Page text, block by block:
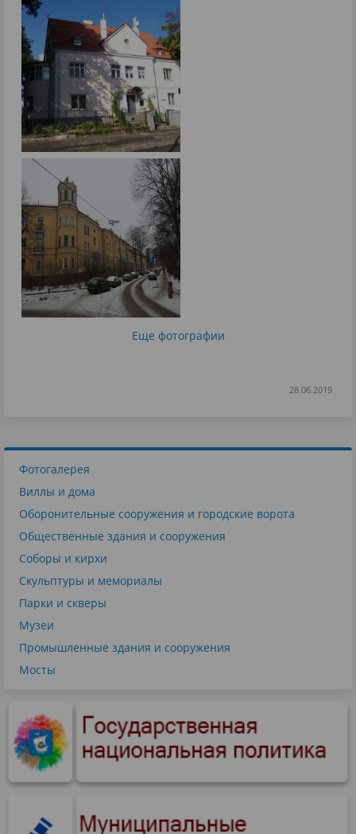
Еще фотографии
28.06.2019
Фотогалерея
Виллы и дома
Оборонительные сооружения и городские ворота
Общественные здания и сооружения
Соборы и кирхи
Скульптуры и мемориалы
Парки и скверы
Музеи
Промышленные здания и сооружения
Мосты